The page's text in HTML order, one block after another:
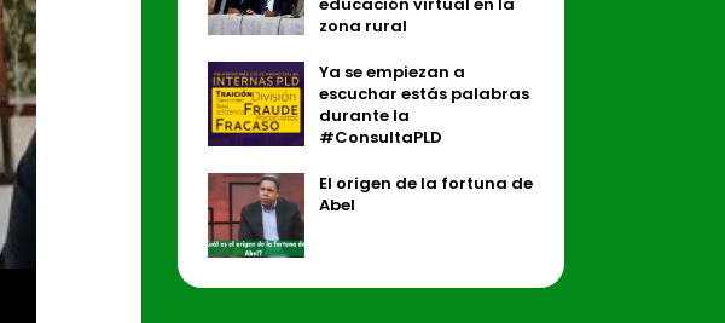
zona rural
Ya se empiezan a
escuchar estás palabras
durante la
#ConsultaPLD
El origen de la fortuna de
Abel